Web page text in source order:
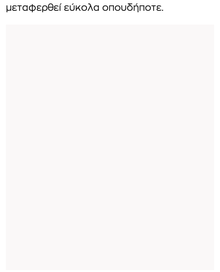
μεταφερθεί εύκολα οπουδήποτε.